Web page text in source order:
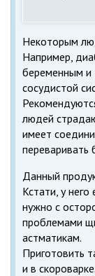
Некоторым
Например,
беременным и
сосудистой
людей
имеет
переваривать
Данный
Кстати, у
нужно с
проблемами
астматикам.
Приготовить
и в скороварке.